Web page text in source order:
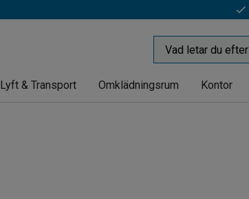
Lyft & Transport Omklädningsrum Kontor